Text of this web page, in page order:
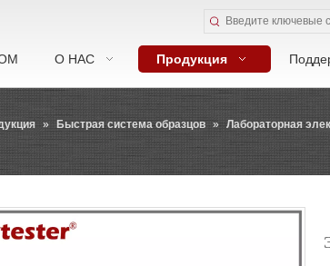
О НАС Продукция
» Быстрая система образцов » Лабораторная